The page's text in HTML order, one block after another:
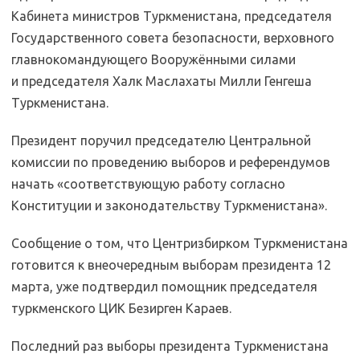
Кабинета министров Туркменистана, председателя
Государственного совета безопасности, верховного
главно­командующего Вооружёнными силами
и председателя Халк Маслахаты Милли Генгеша
Туркменистана.
Президент поручил председателю Центральной
комиссии по проведению выборов и референдумов
начать «соответствующую работу согласно
Конституции и законодательству Туркменистана».
Сообщение о том, что Центризбирком Туркменистана
готовится к внеочередным выборам президента 12
марта, уже подтвердил помощник председателя
туркменского ЦИК Безирген Караев.
Последний раз выборы президента Туркменистана